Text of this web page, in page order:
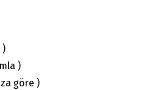
)
)
göre )